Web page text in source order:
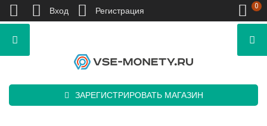
ЗАРЕГИСТРИРОВАТЬ МАГАЗИН
Вход Регистрация 0